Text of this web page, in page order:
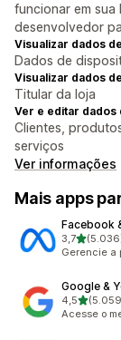
funcionar em sua
desenvolvedor
Visualizar dados
Dados de
Visualizar dados
Titular da loja
Ver e editar dados
Clientes,
serviços
Ver informações
Mais apps
Facebook
3,7de 5
5036
Gerencie a
Google &
4,5de 5
5059
Acesse o